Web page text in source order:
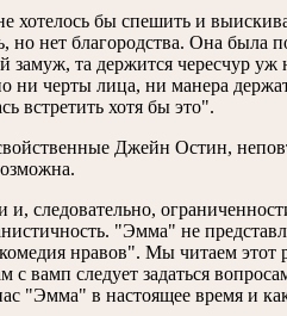
бы спешить и
но нет благородства. Она была
та держится чересчур
ни черты лица, ни манера
встретить хотя бы это".
свойственные Джейн Остин,
и, следовательно,
"Эмма" не
нравов". Мы читаем этот
вамп следует задаться
"Эмма" в настоящее время и